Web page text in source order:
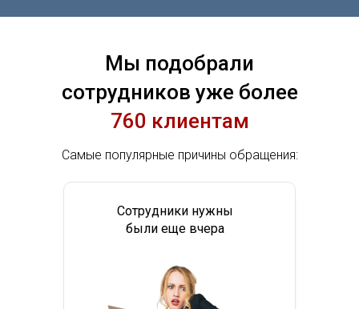
Мы подобрали
сотрудников уже более
760 клиентам
Самые популярные причины обращения:
Сотрудники нужны
были еще вчера